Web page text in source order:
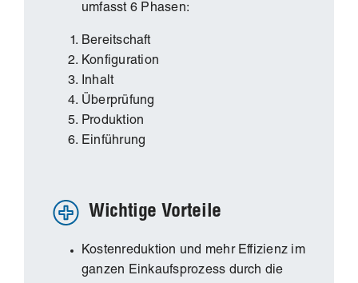
umfasst 6 Phasen:
Bereitschaft
Konfiguration
Inhalt
Überprüfung
Produktion
Einführung
Wichtige Vorteile
Kostenreduktion und mehr Effizienz im
ganzen Einkaufsprozess durch die